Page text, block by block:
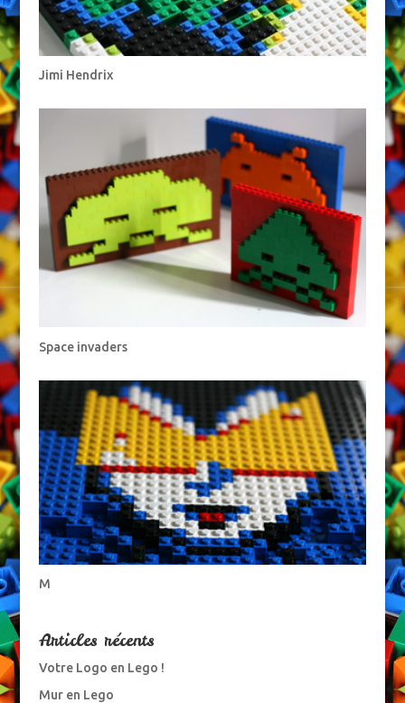
Jimi Hendrix
Space invaders
M
Articles récents
Votre Logo en Lego !
Mur en Lego